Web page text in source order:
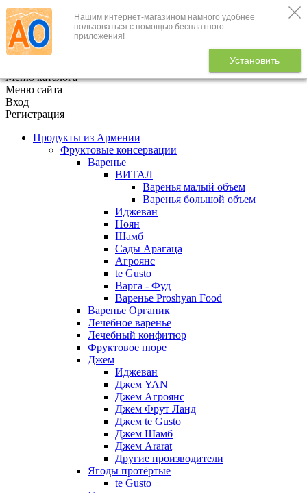
Нашим интернет-магазином намного удобнее
пользоваться с помощью бесплатного
приложения!
Установить
+7 (495) 646-888-1
В корзине
Меню каталога
Меню сайта
Вход
Регистрация
Продукты из Армении
Фруктовые консервации
Варенье
ВИТАЛ
Варенья малый объем
Варенья большой объем
Иджеван
Ноян
Шамб
Сады Арагаца
Агроянс
te Gusto
Варга - Фуд
Варенье Proshyan Food
Варенье Органик
Лечебное варенье
Лечебный конфитюр
Фруктовое пюре
Джем
Иджеван
Джем YAN
Джем Агроянс
Джем Фрут Ланд
Джем te Gusto
Джем Шамб
Джем Ararat
Другие производители
Ягоды протёртые
te Gusto